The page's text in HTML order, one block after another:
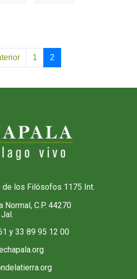
1 2
de los Filósofos 1175 Int.
Normal, C.P. 44270
y 33 89 95 12 00